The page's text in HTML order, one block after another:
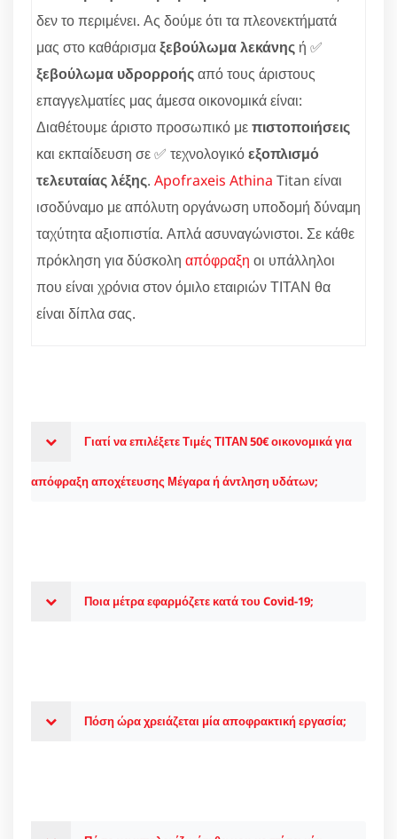
δεν το περιμένει. Ας δούμε ότι τα πλεονεκτήματά
μας στο καθάρισμαξεβούλωμα λεκάνης ή ✅
ξεβούλωμα υδρορροήςαπό τους άριστους
επαγγελματίες μας άμεσα οικονομικά είναι:
Διαθέτουμε άριστο προσωπικό μεπιστοποιήσεις
και εκπαίδευση σε ✅ τεχνολογικόεξοπλισμό
τελευταίας λέξης. Apofraxeis Athina Titan είναι
ισοδύναμο με απόλυτη οργάνωση υποδομή δύναμη
ταχύτητα αξιοπιστία. Απλά ασυναγώνιστοι. Σε κάθε
πρόκληση για δύσκολη απόφραξη οι υπάλληλοι
που είναι χρόνια στον όμιλο εταιριών ΤΙΤΑΝ θα
είναι δίπλα σας.
Γιατί να επιλέξετε Τιμές ΤΙΤΑΝ 50€ οικονομικά για
απόφραξη αποχέτευσης Μέγαρα ή άντληση υδάτων;
Ποια μέτρα εφαρμόζετε κατά του Covid-19;
Πόση ώρα χρειάζεται μία αποφρακτική εργασία;